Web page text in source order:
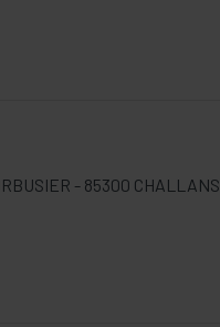
- 85300 CHALLANS